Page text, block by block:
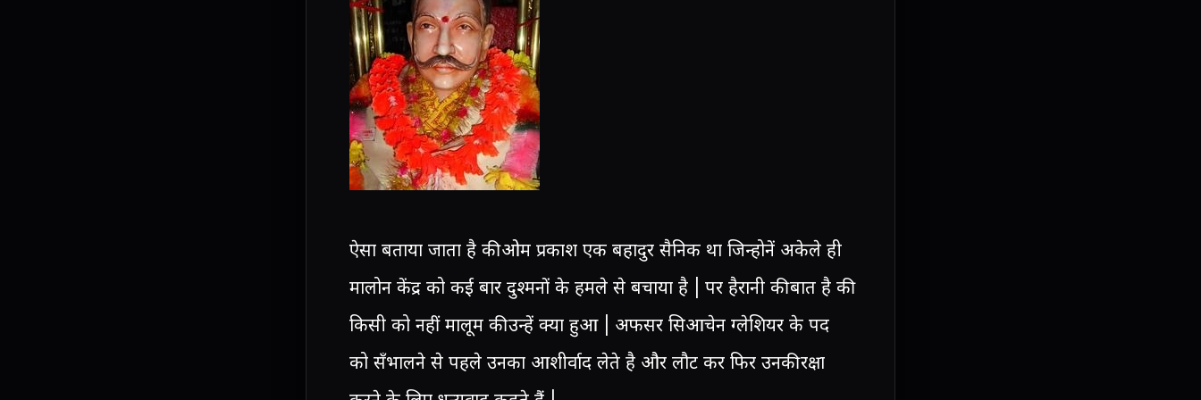
ऐसा बताया जाता है की ओम प्रकाश एक बहादुर सैनिक था जिन्होनें अकेले ही
मालोन केंद्र को कई बार दुश्मनों के हमले से बचाया है | पर हैरानी की बात है की
किसी को नहीं मालूम की उन्हें क्या हुआ | अफसर सिआचेन ग्लेशियर के पद
को सँभालने से पहले उनका आशीर्वाद लेते है और लौट कर फिर उनकी रक्षा